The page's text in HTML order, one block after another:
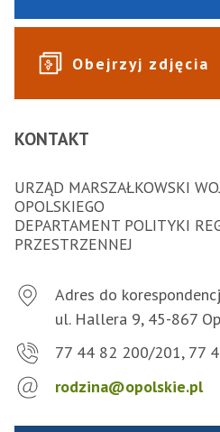
Obejrzyj zdjęcia
KONTAKT
URZĄD MARSZAŁKOWSKI
OPOLSKIEGO
DEPARTAMENT POLITYKI
PRZESTRZENNEJ
Adres do
ul. Hallera 9, 45-867
77 44 82 200/201, 77
rodzina@opolskie.pl